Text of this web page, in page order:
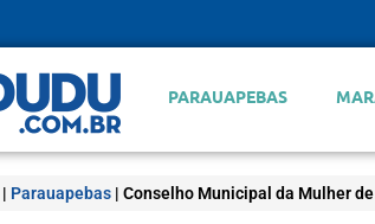
PARAUAPEBAS
| Parauapebas | Conselho Municipal da Mulher